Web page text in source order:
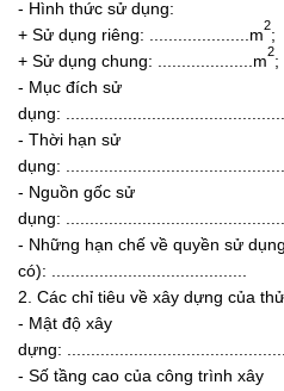
- Hình thức sử dụng:
+ Sử dụng riêng: .....................m
2
;
+ Sử dụng chung: ....................m
2
;
- Mục đích sử
dụng:
- Thời hạn sử
dụng:
- Nguồn gốc sử
dụng:
- Những hạn chế về quyền sử
có): .........................................
2. Các chỉ tiêu về xây dựng của
- Mật độ xây
dựng:
- Số tầng cao của công trình xây